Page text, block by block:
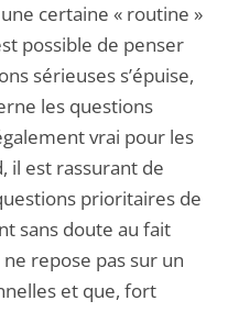
certaine « routine »
possible de penser
sérieuses s’épuise,
les questions
vrai pour les
il est rassurant de
prioritaires de
sans doute au fait
repose pas sur un
et que, fort